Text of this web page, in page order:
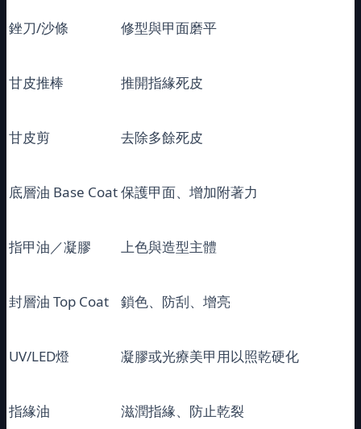
銼刀/沙條 修型與甲面磨平
甘皮推棒 推開指緣死皮
甘皮剪 去除多餘死皮
底層油 Base Coat保護甲面、增加附著力
指甲油／凝膠 上色與造型主體
封層油 Top Coat 鎖色、防刮、增亮
UV/LED燈 凝膠或光療美甲用以照乾硬化
指緣油 滋潤指緣、防止乾裂